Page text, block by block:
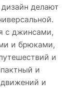
делают
с джинсами,
и брюками,
и
и
и